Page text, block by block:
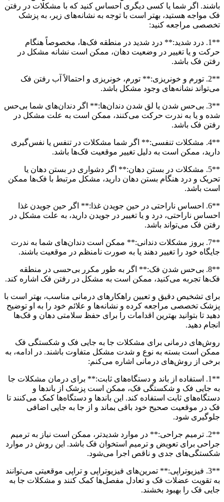
باشند. اگر شما یا کسی دیگری احساس کنید که با مشکلات در رفتن
فک مواجه هستید، بهتر است با توجه به نشانه‌های زیر، به پزشک
تخصصی مراجعه کنید:
**1. درد شدید:** درد شدید در منطقه فک‌ها، مخصوصاً هنگام
حرکت و یا تغییر در وضعیت دهان، ممکن است نشانه مشکل در
رفتن فک باشد.
**2. تورم و خونریزی:** تورم، خونریزی و احتمالاً آب رفتن فک
می‌تواند نشانه‌های وجود مشکل باشد.
**3. بی‌حس شدن یا لق شدن دندان‌ها:** اگر دندان‌های شما بی‌حس
شده و یا به ندرت حرکت می‌کنند، ممکن است به علت مشکل در
رفتن فک باشد.
**4. مشکلات تنفسی:** اگر شما مشکلات در تنفس یا نفس‌گیری
دارید، ممکن است به دلیل تغییر موقعیت فک‌ها باشد.
**5. مشکلات در بستن دهان:** اگر دشواری در بستن دهان یا
تحریک و درد هنگام بستن دهان دارید، مشکل مرتبط با فک‌ها ممکن
است باشد.
**6. احساس ناراحتی در حین جویدن غذا:** اگر حین جویدن غذا
احساس ناراحتی، درد و یا تغییر در جویدن دارید، به علت مشکل در
رفتن فک می‌تواند باشد.
**7. بروز مشکلات دندانی:** ممکن است دندان‌های شما به ندرت
جایگاه خود را تغییر دهند یا به صورت نامنظم در موقعیت باشند.
**8. بی‌حس شدن فک:** اگر به طور مکرر بی‌حسی در منطقه
فک‌ها تجربه می‌کنید، ممکن است به مشکل در رفتن فک اشاره کند.
برای تشخیص دقیق و تعیین راهکارهای درمانی مناسب، بهتر است با
پزشک تخصصی مراجعه کرده و نشانه‌ها و علائم خود را به او توضیح
دهید تا بتوانید بهترین اقدامات را برای حفظ سلامتی دهان و فک‌ها
انجام دهید.
روش‌های درمانی برای مشکلات جا به جایی فک و شکستگی فک
ممکن است بسته به نوع و شدت مشکل متفاوت باشند. در ادامه، به
برخی از روش‌های درمانی اشاره می‌کنم:
**1. استفاده از باند و دستگاه‌های ثابت:** برای درمان مشکلات جا
به جایی فک و شکستگی فک، ممکن است پزشک از باند‌ها و
دستگاه‌های ثابت استفاده کند. این باند‌ها و دستگاه‌ها کمک می‌کنند تا
فک در موقعیت صحیح خود باقی بماند و از جا به جایی اضافی
جلوگیری شود.
**2. ترمیم جراحی:** در موارد شدیدتر، ممکن است نیاز به ترمیم
جراحی برای تعویض و ترمیم استخوان فک باشد. این روش در موارد
شکستگی‌های جدی و ناقص اجرا می‌شود.
**3. فیزیوتراپی:** تمرین‌های فیزیوتراپی و تراپی موقعیتی می‌توانند
به تقویت عضلات فک و تعادل مفصل‌ها کمک کنند و مشکلات جا به
جایی فک را بهبود بخشند.